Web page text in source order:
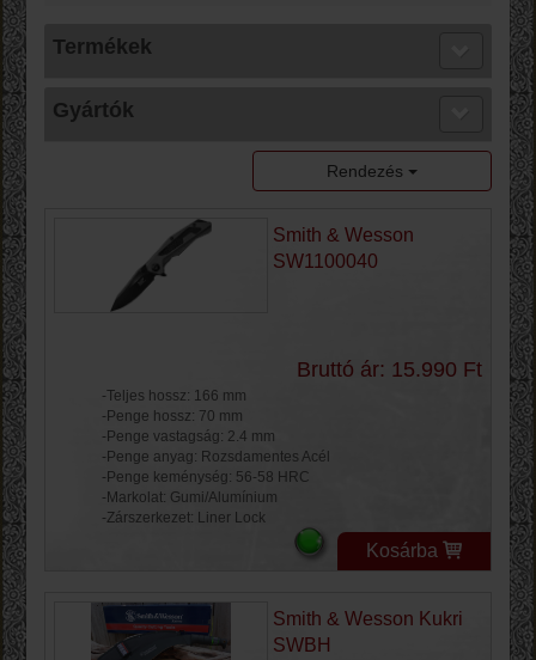
Termékek
Gyártók
Rendezés
Smith & Wesson
SW1100040
Bruttó ár: 15.990 Ft
-Teljes hossz: 166 mm
-Penge hossz: 70 mm
-Penge vastagság: 2.4 mm
-Penge anyag: Rozsdamentes Acél
-Penge keménység: 56-58 HRC
-Markolat: Gumi/Alumínium
-Zárszerkezet: Liner Lock
Kosárba
Smith & Wesson Kukri
SWBH